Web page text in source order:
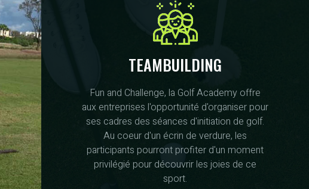
TEAMBUILDING
Fun and Challenge, la Golf Academy offre
aux entreprises l'opportunité d'organiser pour
ses cadres des séances d'initiation de golf.
Au coeur d'un écrin de verdure, les
participants pourront profiter d'un moment
privilégié pour découvrir les joies de ce
sport.